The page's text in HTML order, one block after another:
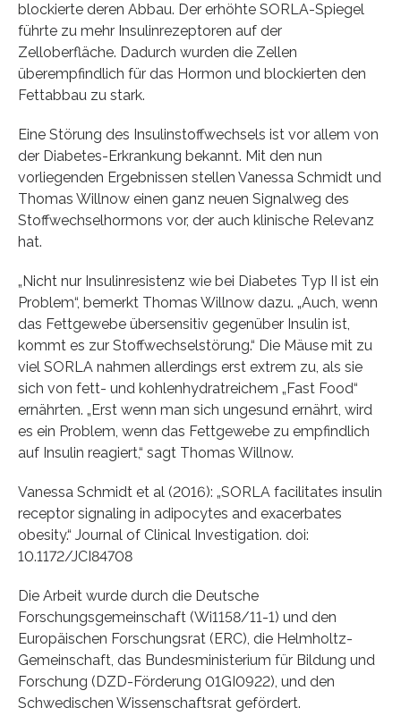
blockierte deren Abbau. Der erhöhte SORLA-Spiegel
führte zu mehr Insulinrezeptoren auf der
Zelloberfläche. Dadurch wurden die Zellen
überempfindlich für das Hormon und blockierten den
Fettabbau zu stark.
Eine Störung des Insulinstoffwechsels ist vor allem von
der Diabetes-Erkrankung bekannt. Mit den nun
vorliegenden Ergebnissen stellen Vanessa Schmidt und
Thomas Willnow einen ganz neuen Signalweg des
Stoffwechselhormons vor, der auch klinische Relevanz
hat.
„Nicht nur Insulinresistenz wie bei Diabetes Typ II ist ein
Problem“, bemerkt Thomas Willnow dazu. „Auch, wenn
das Fettgewebe übersensitiv gegenüber Insulin ist,
kommt es zur Stoffwechselstörung.“ Die Mäuse mit zu
viel SORLA nahmen allerdings erst extrem zu, als sie
sich von fett- und kohlenhydratreichem „Fast Food“
ernährten. „Erst wenn man sich ungesund ernährt, wird
es ein Problem, wenn das Fettgewebe zu empfindlich
auf Insulin reagiert,“ sagt Thomas Willnow.
Vanessa Schmidt et al (2016): „SORLA facilitates insulin
receptor signaling in adipocytes and exacerbates
obesity.“ Journal of Clinical Investigation. doi:
10.1172/JCI84708
Die Arbeit wurde durch die Deutsche
Forschungsgemeinschaft (Wi1158/11-1) und den
Europäischen Forschungsrat (ERC), die Helmholtz-
Gemeinschaft, das Bundesministerium für Bildung und
Forschung (DZD-Förderung 01GI0922), und den
Schwedischen Wissenschaftsrat gefördert.